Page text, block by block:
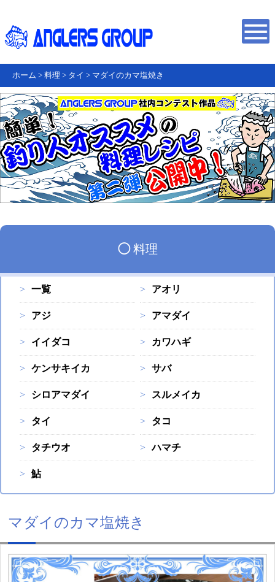
ホーム > 料理 > タイ > マダイのカマ塩焼き
◯料理
一覧 アオリ
アジ アマダイ
イイダコ カワハギ
ケンサキイカ サバ
シロアマダイ スルメイカ
タイ タコ
タチウオ ハマチ
鮎
マダイのカマ塩焼き